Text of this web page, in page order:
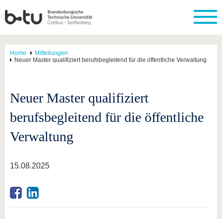
Home
Mitteilungen
Neuer Master qualifiziert berufsbegleitend für die öffentliche Verwaltung
Neuer Master qualifiziert
berufsbegleitend für die öffentliche
Verwaltung
15.08.2025